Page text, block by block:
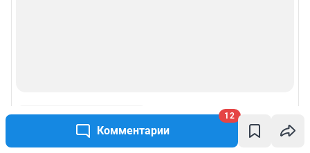
Комментарии
12